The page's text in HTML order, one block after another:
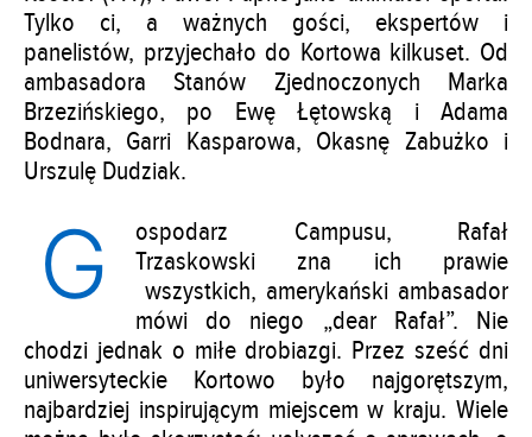
Tylko ci, a ważnych gości, ekspertów i
panelistów, przyjechało do Kortowa kilkuset. Od
ambasadora Stanów Zjednoczonych Marka
Brzezińskiego, po Ewę Łętowską i Adama
Bodnara, Garri Kasparowa, Okasnę Zabużko i
Urszulę Dudziak.
G
ospodarz Campusu, Rafał
Trzaskowski zna ich prawie
wszystkich, amerykański ambasador
mówi do niego „dear Rafał”. Nie
chodzi jednak o miłe drobiazgi. Przez sześć dni
uniwersyteckie Kortowo było najgorętszym,
najbardziej inspirującym miejscem w kraju. Wiele